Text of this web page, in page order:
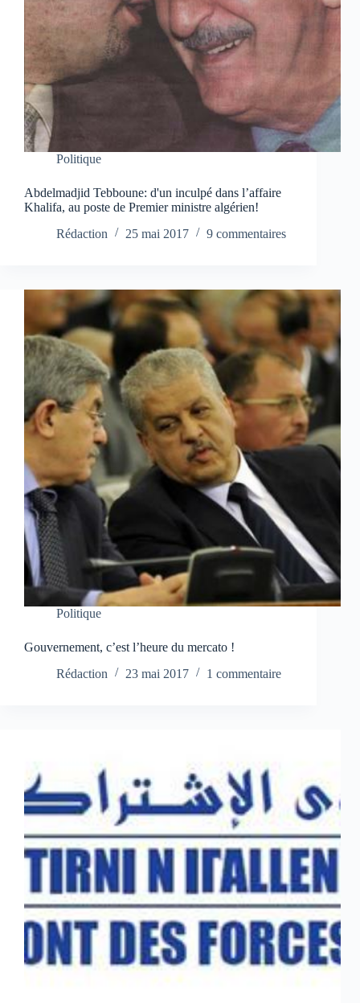
Politique
Abdelmadjid Tebboune: d'un inculpé dans l’affaire
Khalifa, au poste de Premier ministre algérien!
Rédaction
25 mai 2017 9 commentaires
Politique
Gouvernement, c’est l’heure du mercato !
Rédaction
23 mai 2017 1 commentaire